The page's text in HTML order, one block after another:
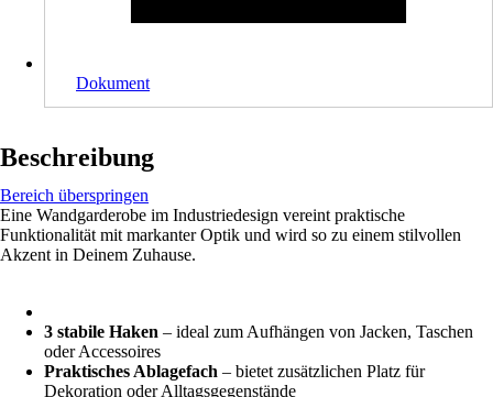
Dokument
Beschreibung
Bereich überspringen
Eine Wandgarderobe im Industriedesign vereint praktische
Funktionalität mit markanter Optik und wird so zu einem stilvollen
Akzent in Deinem Zuhause.
3 stabile Haken – ideal zum Aufhängen von Jacken, Taschen
oder Accessoires
Praktisches Ablagefach – bietet zusätzlichen Platz für
Dekoration oder Alltagsgegenstände